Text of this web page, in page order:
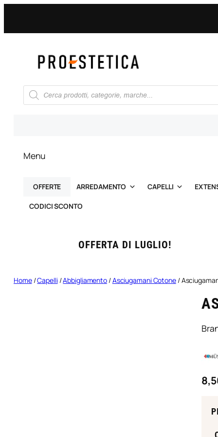
contenuto
Ricerca
prodotti
Menu
OFFERTE ARREDAMENTO CAPELLI
CODICI SCONTO
OFFERTA DI LUGLIO!
Home/Capelli/Abbigliamento /Asciugamani Cotone/